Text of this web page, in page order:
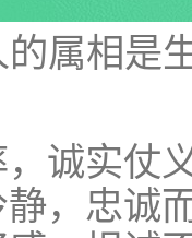
属相是
诚实仗
，忠诚